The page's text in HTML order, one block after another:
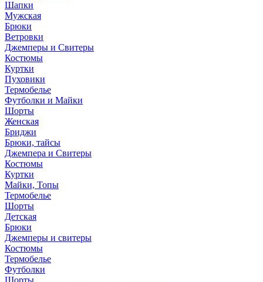
Шапки
Мужская
Брюки
Ветровки
Джемперы и Свитеры
Костюмы
Куртки
Пуховики
Термобелье
Футболки и Майки
Шорты
Женская
Бриджи
Брюки, тайсы
Джемпера и Свитеры
Костюмы
Куртки
Майки, Топы
Термобелье
Шорты
Детская
Брюки
Джемперы и свитеры
Костюмы
Термобелье
Футболки
Шорты